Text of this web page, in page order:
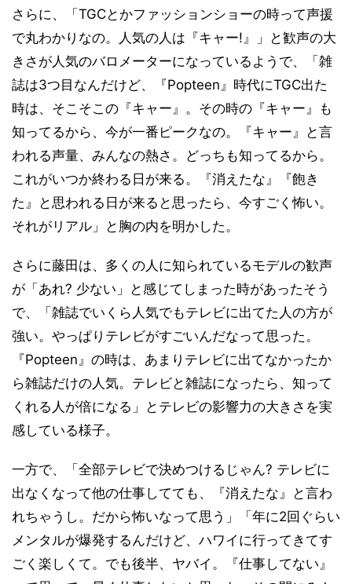
さらに、「TGCとかファッションショーの時って声援
で丸わかりなの。人気の人は『キャー!』」と歓声の大
きさが人気のバロメーターになっているようで、「雑
誌は3つ目なんだけど、『Popteen』時代にTGC出た
時は、そこそこの『キャー』。その時の『キャー』も
知ってるから、今が一番ピークなの。『キャー』と言
われる声量、みんなの熱さ。どっちも知ってるから。
これがいつか終わる日が来る。『消えたな』『飽き
た』と思われる日が来ると思ったら、今すごく怖い。
それがリアル」と胸の内を明かした。
さらに藤田は、多くの人に知られているモデルの歓声
が「あれ? 少ない」と感じてしまった時があったそう
で、「雑誌でいくら人気でもテレビに出てた人の方が
強い。やっぱりテレビがすごいんだなって思った。
『Popteen』の時は、あまりテレビに出てなかったか
ら雑誌だけの人気。テレビと雑誌になったら、知って
くれる人が倍になる」とテレビの影響力の大きさを実
感している様子。
一方で、「全部テレビで決めつけるじゃん? テレビに
出なくなって他の仕事してても、『消えたな』と言わ
れちゃうし。だから怖いなって思う」「年に2回ぐらい
メンタルが爆発するんだけど、ハワイに行ってきてす
ごく楽しくて。でも後半、ヤバイ。『仕事してない』